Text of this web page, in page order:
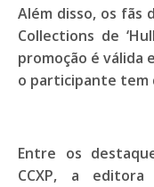
Além disso, os fãs
Collections de
promoção é válida
o participante tem
Entre os
CCXP, a